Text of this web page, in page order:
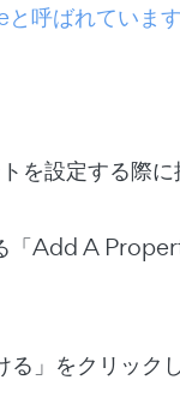
呼ばれています
設定する際に
「Add A
」をクリック